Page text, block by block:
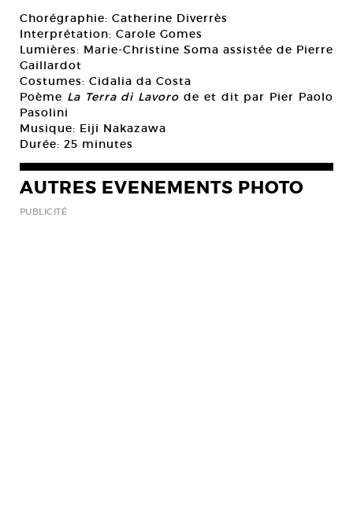
Chorégraphie: Catherine Diverrès
Interprétation: Carole Gomes
Lumières: Marie-Christine Soma assistée de Pierre
Gaillardot
Costumes: Cidalia da Costa
Poème La Terra di Lavoro de et dit par Pier Paolo
Pasolini
Musique: Eiji Nakazawa
Durée: 25 minutes
AUTRES EVENEMENTS PHOTO
PUBLICITÉ